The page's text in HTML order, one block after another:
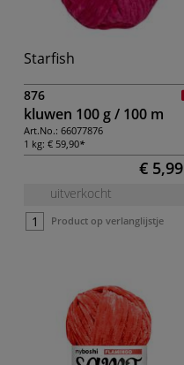
Starfish
876
kluwen 100 g / 100 m
Art.No.: 66077876
1 kg: € 59,90
€ 5,99
uitverkocht
Product op verlanglijstje